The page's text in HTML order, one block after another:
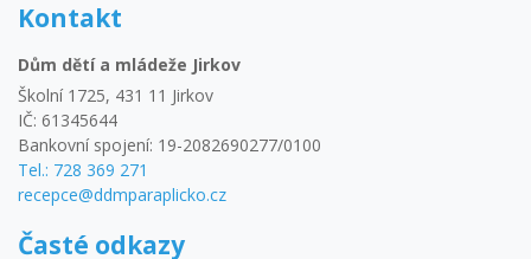
Kontakt
Dům dětí a mládeže Jirkov
Školní 1725, 431 11 Jirkov
IČ: 61345644
Bankovní spojení: 19-2082690277/0100
Tel.: 728 369 271
recepce@ddmparaplicko.cz
Časté odkazy